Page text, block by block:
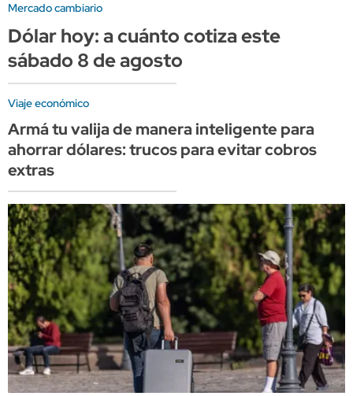
Mercado cambiario
Dólar hoy: a cuánto cotiza este
sábado 8 de agosto
Viaje económico
Armá tu valija de manera inteligente para
ahorrar dólares: trucos para evitar cobros
extras